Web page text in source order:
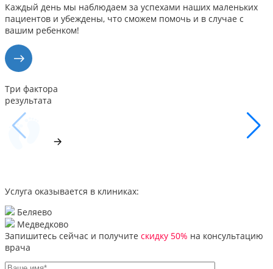
Каждый день мы наблюдаем за успехами наших маленьких
пациентов и убеждены, что сможем помочь и в случае с
вашим ребенком!
Три фактора
результата
Услуга оказывается в клиниках:
Беляево
Медведково
Запишитесь сейчас и получите скидку 50% на консультацию
врача